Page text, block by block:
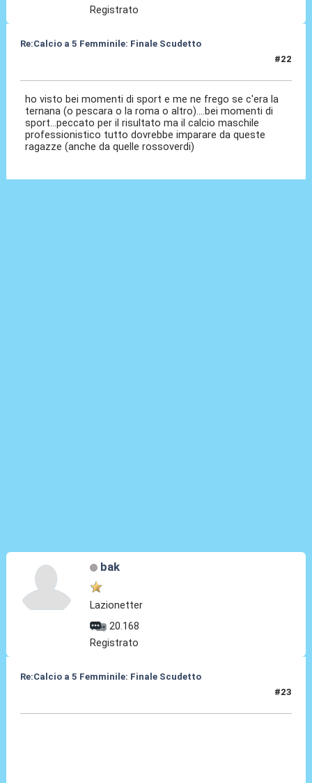
Registrato
Re:Calcio a 5 Femminile: Finale Scudetto
#22
ho visto bei momenti di sport e me ne frego se c'era la
ternana (o pescara o la roma o altro)....bei momenti di
sport...peccato per il risultato ma il calcio maschile
professionistico tutto dovrebbe imparare da queste
ragazze (anche da quelle rossoverdi)
bak
Lazionetter
20.168
Registrato
Re:Calcio a 5 Femminile: Finale Scudetto
#23